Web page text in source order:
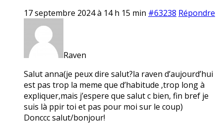
17 septembre 2024 à 14 h 15 min #63238 Répondre
Raven
Salut anna(je peux dire salut?la raven d’aujourd’hui
est pas trop la meme que d’habitude ,trop long à
expliquer,mais j’espere que salut c bien, fin bref je
suis là ppir toi et pas pour moi sur le coup)
Donccc salut/bonjour!